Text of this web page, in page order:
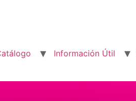
Información Útil